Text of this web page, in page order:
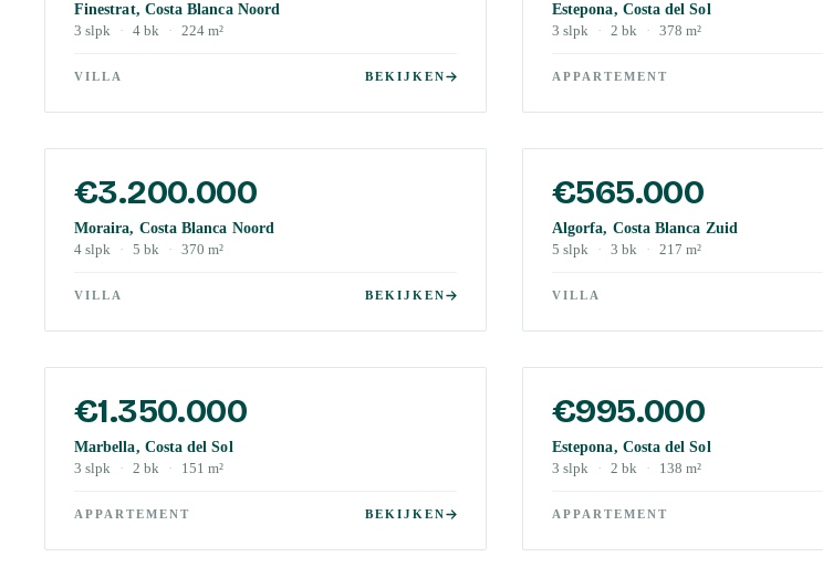
Finestrat, Costa Blanca Noord
3 slpk · 4 bk · 224 m²
VILLA BEKIJKEN
Estepona, Costa del Sol
3 slpk · 2 bk · 378 m²
APPARTEMENT
€3.200.000
Moraira, Costa Blanca Noord
4 slpk · 5 bk · 370 m²
VILLA BEKIJKEN
€565.000
Algorfa, Costa Blanca Zuid
5 slpk · 3 bk · 217 m²
VILLA
€1.350.000
Marbella, Costa del Sol
3 slpk · 2 bk · 151 m²
APPARTEMENT BEKIJKEN
€995.000
Estepona, Costa del Sol
3 slpk · 2 bk · 138 m²
APPARTEMENT